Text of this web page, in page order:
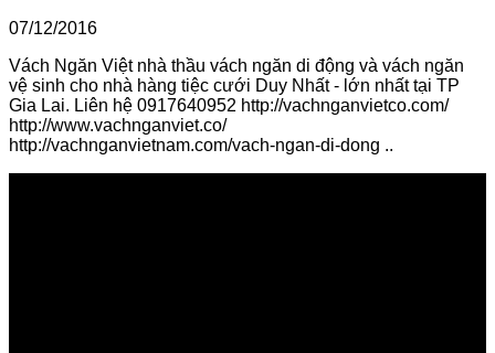
07/12/2016
Vách Ngăn Việt nhà thầu vách ngăn di động và vách ngăn
vệ sinh cho nhà hàng tiệc cưới Duy Nhất - lớn nhất tại TP
Gia Lai. Liên hệ 0917640952 http://vachnganvietco.com/
http://www.vachnganviet.co/
http://vachnganvietnam.com/vach-ngan-di-dong ..